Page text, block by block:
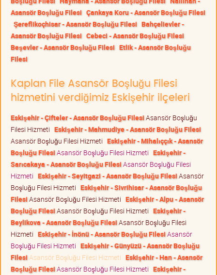
Asansör Boşluğu Filesi Çankaya Koru - Asansör Boşluğu Filesi
Şereflikoçhisar - Asansör Boşluğu Filesi Bahçelievler -
Asansör Boşluğu Filesi Cebeci - Asansör Boşluğu Filesi
Beşevler - Asansör Boşluğu Filesi Etlik - Asansör Boşluğu
Filesi
Kaplan File Asansör Boşluğu Filesi
hizmetini verdiğimiz Eskişehir ilçeleri
Eskişehir - Çifteler - Asansör Boşluğu FilesiAsansör Boşluğu
Filesi Hizmeti Eskişehir - Mahmudiye - Asansör Boşluğu Filesi
Asansör Boşluğu Filesi Hizmeti Eskişehir - Mihalıççık - Asansör
Boşluğu FilesiAsansör Boşluğu Filesi Hizmeti Eskişehir -
Sarıcakaya - Asansör Boşluğu FilesiAsansör Boşluğu Filesi
Hizmeti Eskişehir - Seyitgazi - Asansör Boşluğu FilesiAsansör
Boşluğu Filesi Hizmeti Eskişehir - Sivrihisar - Asansör Boşluğu
FilesiAsansör Boşluğu Filesi Hizmeti Eskişehir - Alpu - Asansör
Boşluğu FilesiAsansör Boşluğu Filesi Hizmeti Eskişehir -
Beylikova - Asansör Boşluğu FilesiAsansör Boşluğu Filesi
Hizmeti Eskişehir - İnönü - Asansör Boşluğu FilesiAsansör
Boşluğu Filesi Hizmeti Eskişehir - Günyüzü - Asansör Boşluğu
Filesi Asansör Boşluğu Filesi Hizmeti Eskişehir - Han - Asansör
Boşluğu FilesiAsansör Boşluğu Filesi Hizmeti Eskişehir -